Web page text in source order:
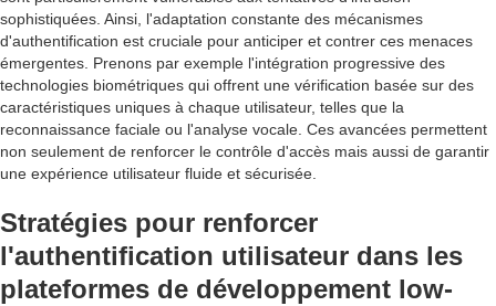
sophistiquées. Ainsi, l'adaptation constante des mécanismes
d'authentification est cruciale pour anticiper et contrer ces menaces
émergentes. Prenons par exemple l'intégration progressive des
technologies biométriques qui offrent une vérification basée sur des
caractéristiques uniques à chaque utilisateur, telles que la
reconnaissance faciale ou l'analyse vocale. Ces avancées permettent
non seulement de renforcer le contrôle d'accès mais aussi de garantir
une expérience utilisateur fluide et sécurisée.
Stratégies pour renforcer
l'authentification utilisateur dans les
plateformes de développement low-